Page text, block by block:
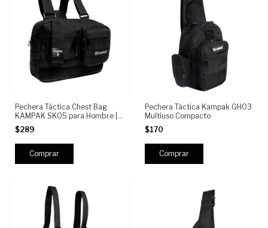
Pechera Táctica Chest Bag
KAMPAK SK05 para Hombre |
PECHERA TIPO CHALECO con
Sistema MOLLE
$289
Pechera Táctica Kampak GH03
Multiuso Compacto
$170